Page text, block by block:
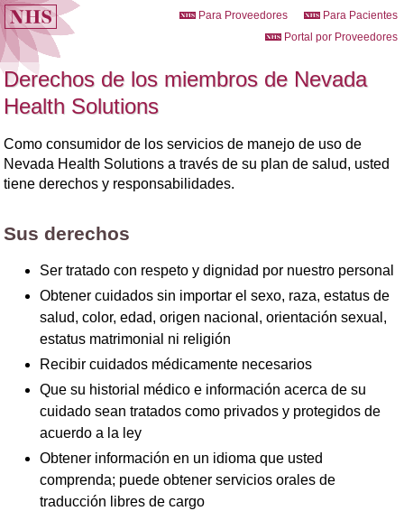
Para Proveedores
Para Pacientes
Portal por Proveedores
Derechos de los miembros de Nevada
Health Solutions
Como consumidor de los servicios de manejo de uso de
Nevada Health Solutions a través de su plan de salud, usted
tiene derechos y responsabilidades.
Sus derechos
Ser tratado con respeto y dignidad por nuestro personal
Obtener cuidados sin importar el sexo, raza, estatus de
salud, color, edad, origen nacional, orientación sexual,
estatus matrimonial ni religión
Recibir cuidados médicamente necesarios
Que su historial médico e información acerca de su
cuidado sean tratados como privados y protegidos de
acuerdo a la ley
Obtener información en un idioma que usted
comprenda; puede obtener servicios orales de
traducción libres de cargo